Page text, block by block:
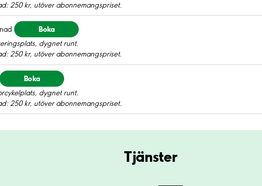
250 kr, utöver abonnemangspriset.
Boka
dygnet runt.
250 kr, utöver abonnemangspriset.
Boka
dygnet runt.
250 kr, utöver abonnemangspriset.
Tjänster